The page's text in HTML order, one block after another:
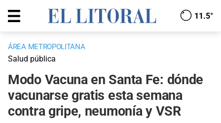
11.5°
ÁREA METROPOLITANA
Salud pública
Modo Vacuna en Santa Fe: dónde
vacunarse gratis esta semana
contra gripe, neumonía y VSR